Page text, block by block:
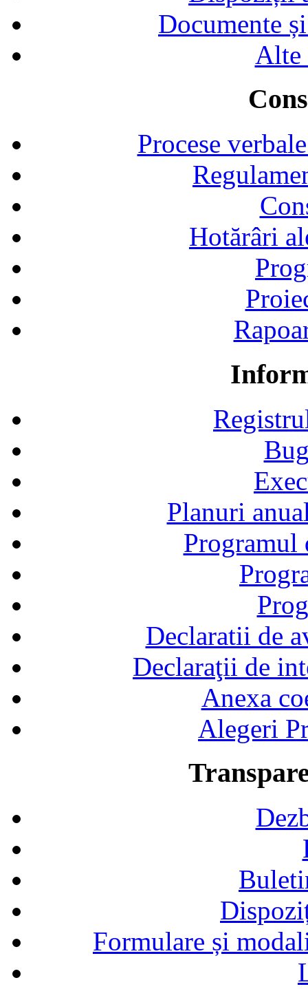
Documente
Alte
Procese
Hotărâri
Planuri
Declaratii de
Declaraţii de
Anexa
Alegeri
Formulare și